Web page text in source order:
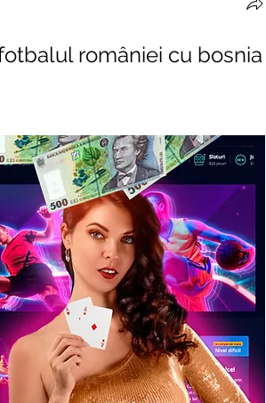
româniei cu bosnia